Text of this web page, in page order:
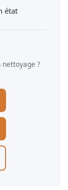
état
nettoyage ?